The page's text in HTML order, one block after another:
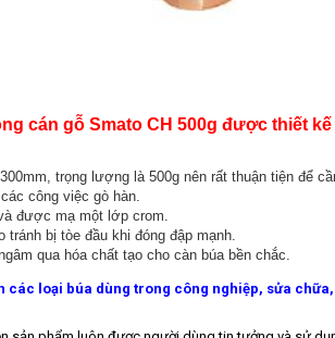
cán gỗ Smato CH 500g được thiết
trọng lượng là 500g nên rất thuận tiện để
công việc gò hàn.
được mạ một lớp crom.
tránh bị tòe đầu khi đóng đập mạnh.
qua hóa chất tạo cho càn búa bền chắc.
các loại búa dùng trong công nghiệp, sửa